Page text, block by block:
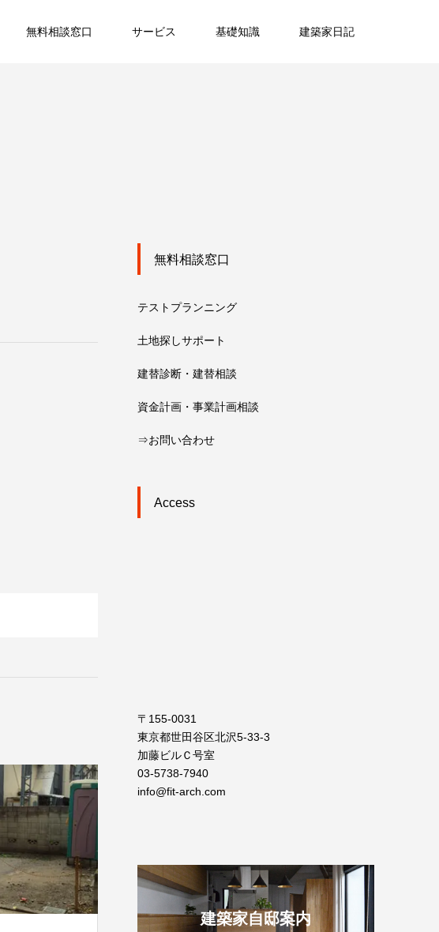
無料相談窓口 サービス 基礎知識 建築家日記
無料相談窓口
テストプランニング
土地探しサポート
建替診断・建替相談
資金計画・事業計画相談
⇒お問い合わせ
Access
〒155-0031
東京都世田谷区北沢5-33-3
加藤ビルＣ号室
03-5738-7940
info@fit-arch.com
建築家自邸案内